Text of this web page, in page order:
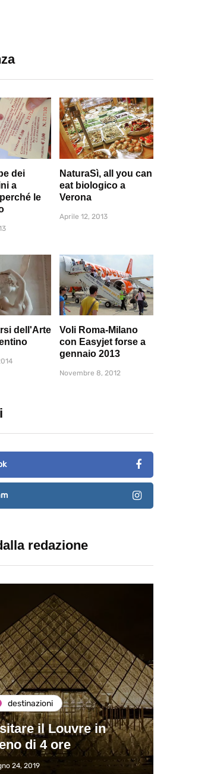
dei
a
le
NaturaSì, all you can
eat biologico a
Verona
Aprile 12, 2013
dell'Arte
Voli Roma-Milano
con Easyjet forse a
gennaio 2013
Novembre 8, 2012
redazione
destinazioni
il Louvre in
di 4 ore
24, 2019